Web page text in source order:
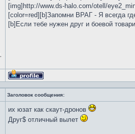
[img]http://www.ds-halo.com/otell/
[color=red][b]Запомни ВРАГ - Я всегда
[b]Если тебе нужен друг и боевой
Профиль
Заголовок сообщения:
их юзат как скаут-дронов
Друг$ отличный вылет